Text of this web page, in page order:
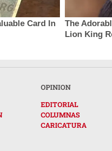
Card In
The
Lion King
OPINION
EDITORIAL
COLUMNAS
CARICATURA